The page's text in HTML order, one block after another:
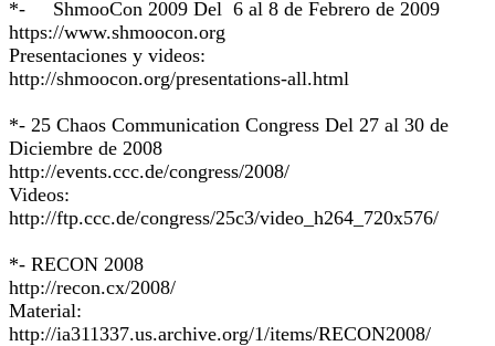
*- ShmooCon 2009 Del 6 al 8 de Febrero de 2009
https://www.shmoocon.org
Presentaciones y videos:
http://shmoocon.org/presentations-all.html
*- 25 Chaos Communication Congress Del 27 al 30 de
Diciembre de 2008
http://events.ccc.de/congress/2008/
Videos:
http://ftp.ccc.de/congress/25c3/video_h264_720x576/
*- RECON 2008
http://recon.cx/2008/
Material:
http://ia311337.us.archive.org/1/items/RECON2008/